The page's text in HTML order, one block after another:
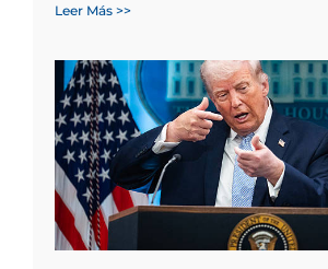
Leer Más >>